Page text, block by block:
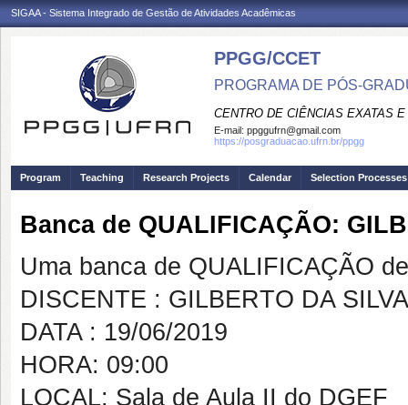
SIGAA - Sistema Integrado de Gestão de Atividades Acadêmicas
PPGG/CCET
PROGRAMA DE PÓS-
CENTRO DE CIÊNCIAS EXATAS
E-mail: ppggufrn@gmail.com
https://posgraduacao.ufrn.br/ppgg
Program Teaching Research Projects Calendar Selection Processes
Banca de QUALIFICAÇÃO:
Uma banca de QUALIFICAÇÃO
DISCENTE : GILBERTO DA
DATA : 19/06/2019
HORA: 09:00
LOCAL: Sala de Aula II do DGEF